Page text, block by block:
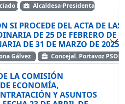
MorenoAlcaldesa-Presidenta —
SI PROCEDE DEL ACTA DE LAS
25 DE FEBRERO DE 2025
DE 31 DE MARZO DE 2025.
Gálvez Concejal. Portavoz
LA COMISIÓN
ECONOMÍA,